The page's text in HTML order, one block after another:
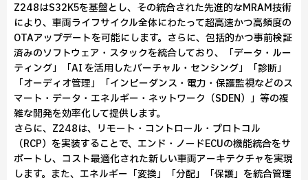
Z248はS32K5を基盤とし、その統合された先進的なMRAM技術
により、車両ライフサイクル全体にわたって超高速かつ高頻度の
OTAアップデートを可能にします。さらに、包括的かつ事前検証
済みのソフトウェア・スタックを統合しており、「データ・ルー
ティング」「AI を活用したバーチャル・センシング」「診断」
「オーディオ管理」「インピーダンス・電力・保護監視などのス
マート・データ・エネルギー・ネットワーク（SDEN）」等の複
雑な開発を効率化して提供します。
さらに、Z248は、リモート・コントロール・プロトコル
（RCP）を実装することで、エンド・ノードECUの機能統合をサ
ポートし、コスト最適化された新しい車両アーキテクチャを実現
します。また、エネルギー「変換」「分配」「保護」を統合管理